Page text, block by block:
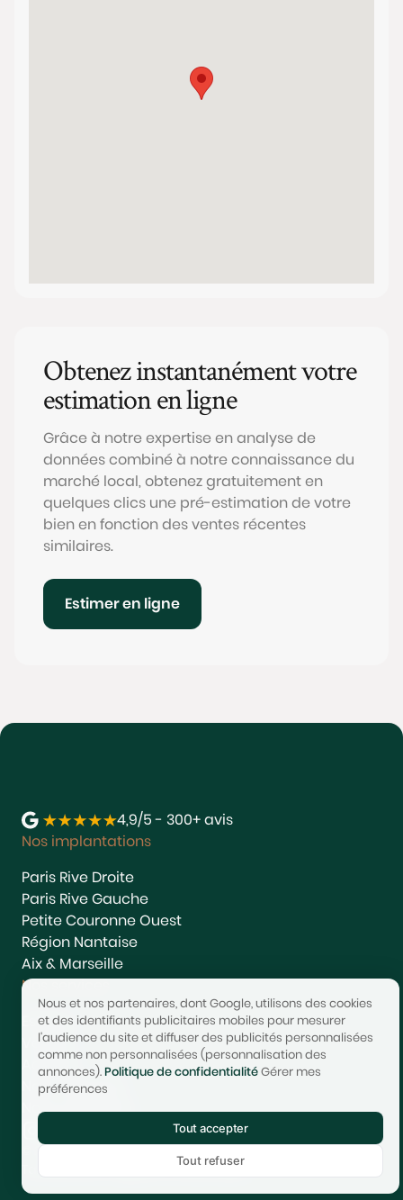
Obtenez instantanément votre
estimation en ligne
Grâce à notre expertise en analyse de
données combiné à notre connaissance du
marché local, obtenez gratuitement en
quelques clics une pré-estimation de votre
bien en fonction des ventes récentes
similaires.
Estimer en ligne
4,9/5 - 300+ avis
Nos implantations
Paris Rive Droite
Paris Rive Gauche
Petite Couronne Ouest
Région Nantaise
Aix & Marseille
Nos services
Estimer
Vendre
Acheter
Nous rejoindre
Nous contacter
© 2017-2025 STONEO | Tech & Website powered byAvest
Tarifs
Confidentialité
Nous et nos partenaires, dont Google, utilisons des cookies
et des identifiants publicitaires mobiles pour mesurer
l'audience du site et diffuser des publicités personnalisées
comme non personnalisées (personnalisation des
annonces).Politique de confidentialitéGérer mes
préférences
Tout accepter
Tout refuser